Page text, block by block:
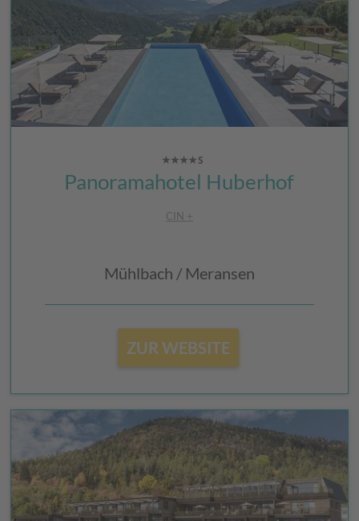
Panoramahotel Huberhof
CIN +
Mühlbach / Meransen
ZUR WEBSITE